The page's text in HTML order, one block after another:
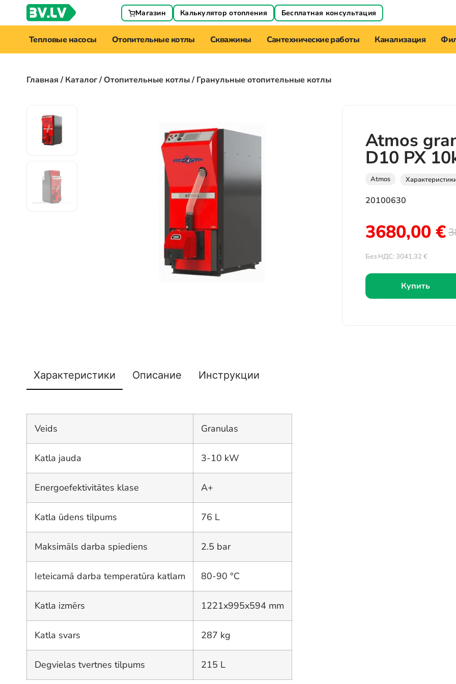
Магазин Калькулятор отопления Бесплатная консультация
Тепловые насосы Отопительные котлы Скважины Сантехнические работы Канализация
Главная/Каталог/Отопительные котлы/ Гранульные отопительные котлы
Atmos
D10 PX
Atmos
20100630
3680,00€
Без НДС: 3041,32 €
Купить
Характеристики Описание Инструкции
Veids Granulas
Katla jauda 3-10 kW
Energoefektivitātes klase A+
Katla ūdens tilpums 76 L
Maksimāls darba spiediens 2.5 bar
Ieteicamā darba temperatūra katlam 80-90 °C
Katla izmērs 1221x995x594 mm
Katla svars 287 kg
Degvielas tvertnes tilpums 215 L